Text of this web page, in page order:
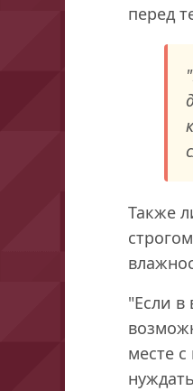
перед
Также
"Если в
месте